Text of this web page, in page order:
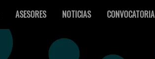
ASESORES NOTICIAS CONVOCATORIA